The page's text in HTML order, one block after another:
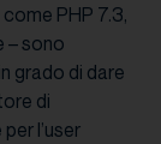
PHP 7.3,
– sono
grado di dare
di
l’user